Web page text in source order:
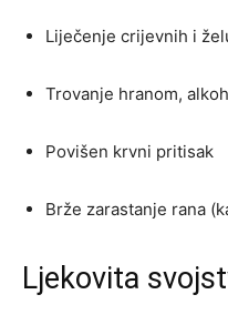
Liječenje crijevnih i
Trovanje hranom,
Povišen krvni pritisak
Brže zarastanje rana
Ljekovita